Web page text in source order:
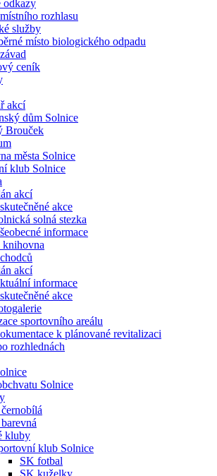
odkazy
rozhlasu
služby
místo biologického odpadu
ceník
akcí
dům Solnice
Brouček
města Solnice
klub Solnice
akcí
akce
solná stezka
informace
knihovna
akcí
informace
akce
sportovního areálu
k plánované revitalizaci
rozhlednách
Solnice
kluby
klub Solnice
SK fotbal
SK kuželky